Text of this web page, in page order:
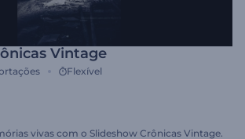
Vintage
Flexível
vivas com o Slideshow Crônicas Vintage.